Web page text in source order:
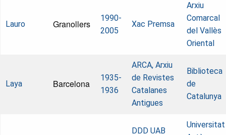
Lauro Granollers
1990-
2005
Xac Premsa
Arxiu
Comarcal
del Vallès
Oriental
Laya Barcelona
1935-
1936
ARCA, Arxiu
de Revistes
Catalanes
Antigues
Biblioteca
de
Catalunya
DDD UAB
Universitat